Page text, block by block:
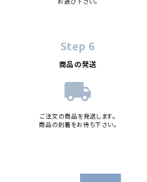
Step 6
商品の発送
local_shipping
ご注文の商品を発送します。
商品の到着をお待ち下さい。